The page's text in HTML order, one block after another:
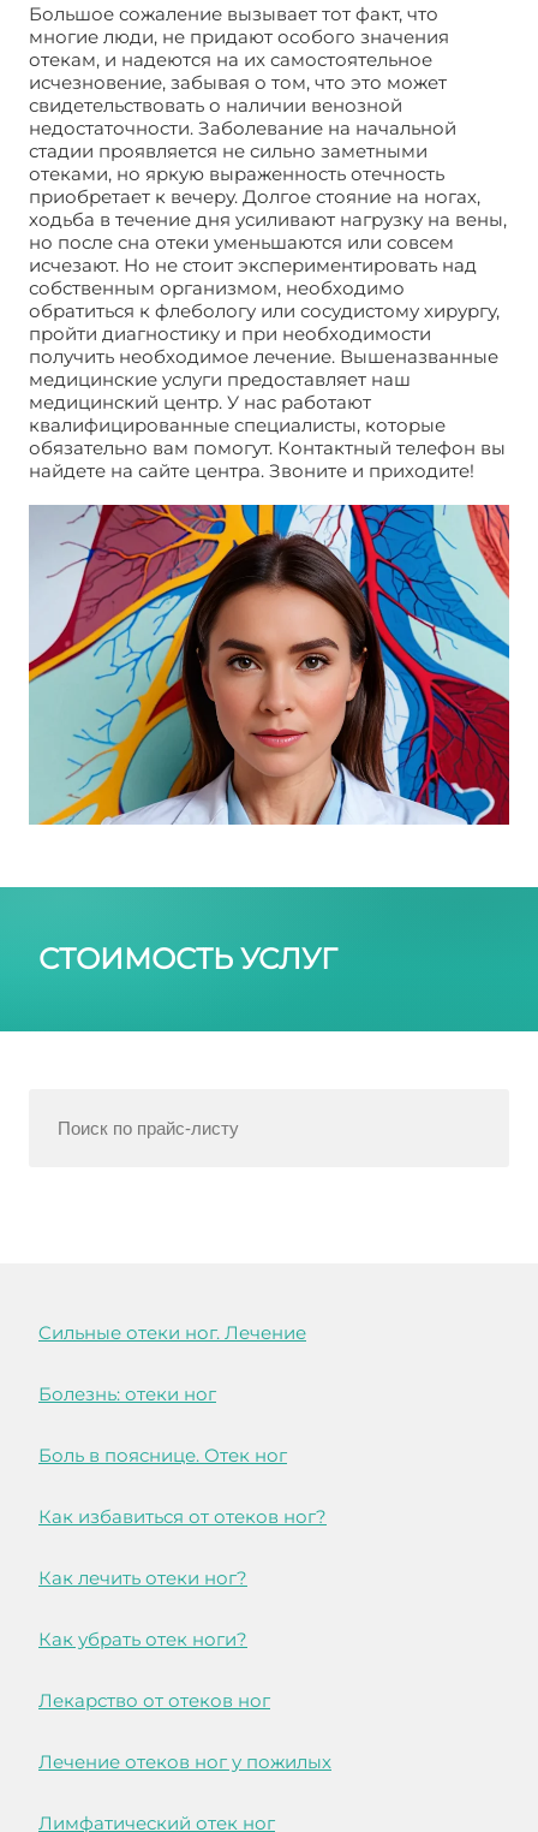
Большое сожаление вызывает тот факт, что
многие люди, не придают особого значения
отекам, и надеются на их самостоятельное
исчезновение, забывая о том, что это может
свидетельствовать о наличии венозной
недостаточности. Заболевание на начальной
стадии проявляется не сильно заметными
отеками, но яркую выраженность отечность
приобретает к вечеру. Долгое стояние на ногах,
ходьба в течение дня усиливают нагрузку на вены,
но после сна отеки уменьшаются или совсем
исчезают. Но не стоит экспериментировать над
собственным организмом, необходимо
обратиться к флебологу или сосудистому хирургу,
пройти диагностику и при необходимости
получить необходимое лечение. Вышеназванные
медицинские услуги предоставляет наш
медицинский центр. У нас работают
квалифицированные специалисты, которые
обязательно вам помогут. Контактный телефон вы
найдете на сайте центра. Звоните и приходите!
СТОИМОСТЬ УСЛУГ
Cильные отеки ног. Лечение
Болезнь: отеки ног
Боль в пояснице. Отек ног
Как избавиться от отеков ног?
Как лечить отеки ног?
Как убрать отек ноги?
Лекарство от отеков ног
Лечение отеков ног у пожилых
Лимфатический отек ног